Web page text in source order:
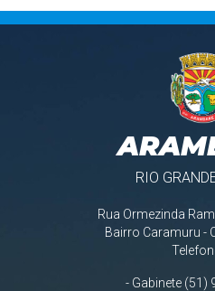
RIO
Rua Ormezinda
Bairro Caramuru -
- Gabinete (51)